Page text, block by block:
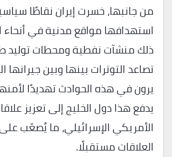
من جانبها، خسرت إيران نقاطًا
استهدافها مواقع مدنية في أنحاء
ذلك منشآت نفطية ومحطات توليد
تصاعد التوترات بينها وبين جيرانها
يرون في هذه الحوادث تهديدًا
يدفع هذا دول الخليج إلى تعزيز
الأمريكي الإسرائيلي، ما يُصعّب على
العلاقات مستقبلًا.